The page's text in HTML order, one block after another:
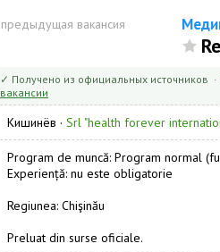
предыдущая вакансия
✓ Получено из официальных источников
вакансии
Кишинёв · Srl "health forever
Program de muncă: Program normal
Experiență: nu este obligatorie
Regiunea: Chişinău
Preluat din surse oficiale.